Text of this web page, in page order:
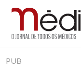
to
Jornal Médico
Médico – O Jornal
realmente contam!
PUB